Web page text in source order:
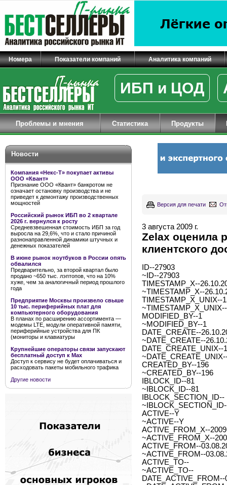
Номера Показатели компаний Аналитика компаний
ИБП и ЦОД
Проблемы и мнения Статистика Продукты
Новости
Компания «Некс-Т» покупает активы
ООО «Квант»
Признание ООО «Квант» банкротом не
означает остановку производства и не
приведет к демонтажу производственных
мощностей
Российский рынок ИБП во 2 квартале
2026 г. вернулся к росту
Средневзвешенная стоимость ИБП за год
выросла на 29,6%, что и стало причиной
разнонаправленной динамики штучных и
денежных показателей
В июне рынок ноутбуков в России опять
обвалился
Предварительно, за второй квартал было
продано ~650 тыс. лэптопов, что на 10%
хуже, чем за аналогичный период прошлого
года
Предприятие Москвы произвело свыше
10 тыс. периферийных плат для
компьютерного оборудования
В планах по расширению ассортимента —
модемы LTE, модули оперативной памяти,
периферийные устройства для ПК
(мониторы и клавиатуры
Крупнейшие операторы связи запускают
бесплатный доступ к Мах
Доступ к сервису не будет оплачиваться и
расходовать пакеты мобильного трафика
Другие новости
Версия для печати
3 августа 2009 г.
Zelax оценила
клиентского
ID--27903
~ID--27903
TIMESTAMP_X--
~TIMESTAMP_X--
TIMESTAMP_X_UNIX--
MODIFIED_BY--1
~MODIFIED_BY--1
DATE_CREATE--
~DATE_CREATE--
DATE_CREATE_UNIX--
CREATED_BY--196
~CREATED_BY--196
IBLOCK_ID--81
~IBLOCK_ID--81
IBLOCK_SECTION_ID--
ACTIVE--Y
~ACTIVE--Y
ACTIVE_FROM_X--
~ACTIVE_FROM_X--
ACTIVE_FROM--
~ACTIVE_FROM--
ACTIVE_TO--
~ACTIVE_TO--
DATE_ACTIVE_FROM--